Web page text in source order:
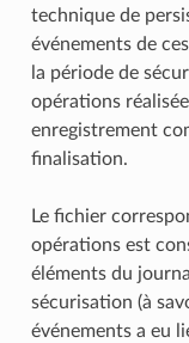
technique de
événements de
la période de
opérations
enregistrement
finalisation.
Le fichier
opérations est
éléments du
sécurisation (à
événements a eu